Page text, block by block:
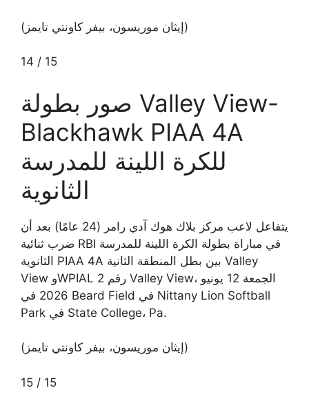
(إيثان موريسون، بيفر كاونتي تايمز)
14 / 15
صور بطولة Valley View-
Blackhawk PIAA 4A
للكرة اللينة للمدرسة
الثانوية
يتفاعل لاعب مركز بلاك هوك آدي رامر (24 عامًا) بعد أن
ضرب ثنائية RBI في مباراة بطولة الكرة اللينة للمدرسة
الثانوية PIAA 4A بين بطل المنطقة الثانية Valley
View وWPIAL رقم 2 Valley View، الجمعة 12 يونيو
2026 في Beard Field في Nittany Lion Softball
Park في State College، Pa.
(إيثان موريسون، بيفر كاونتي تايمز)
15 / 15